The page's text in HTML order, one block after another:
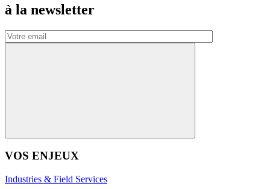
à la newsletter
VOS ENJEUX
Industries & Field Services